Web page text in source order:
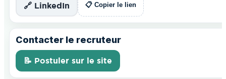
🔗 LinkedIn 📋 Copier le lien
Contacter le recruteur
📝 Postuler sur le site